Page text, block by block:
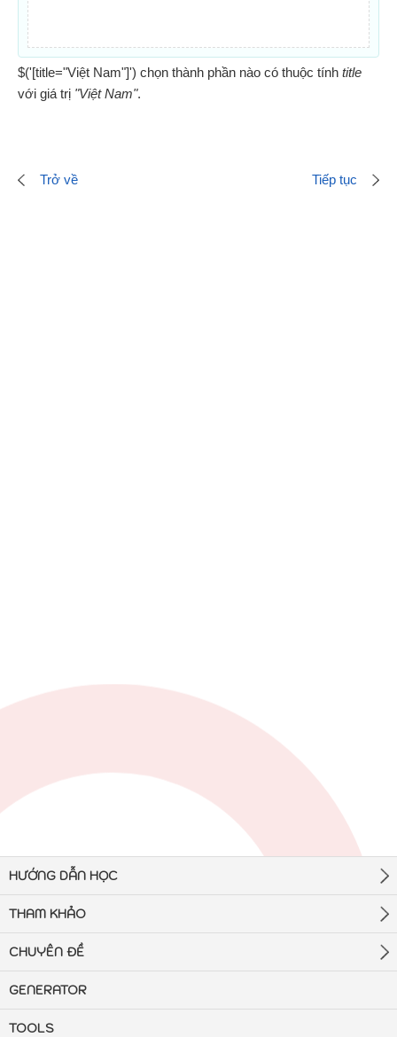
$('[title="Việt Nam"]') chọn thành phần nào có thuộc tính title
với giá trị "Việt Nam".
Trở về Tiếp tục
HƯỚNG DẪN HỌC
THAM KHẢO
CHUYÊN ĐỀ
GENERATOR
TOOLS